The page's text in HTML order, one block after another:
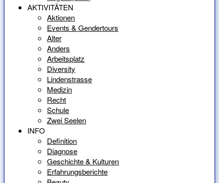
AKTIVITÄTEN
Aktionen
Events & Gendertours
Alter
Anders
Arbeitsplatz
Diversity
Lindenstrasse
Medizin
Recht
Schule
Zwei Seelen
INFO
Definition
Diagnose
Geschichte & Kulturen
Erfahrungsberichte